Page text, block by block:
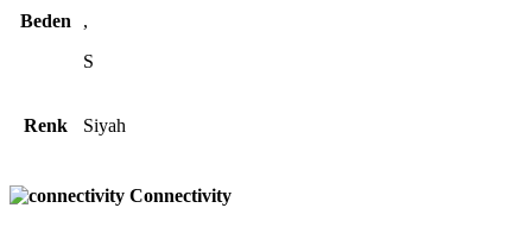
Beden
,
S
Renk Siyah
Connectivity